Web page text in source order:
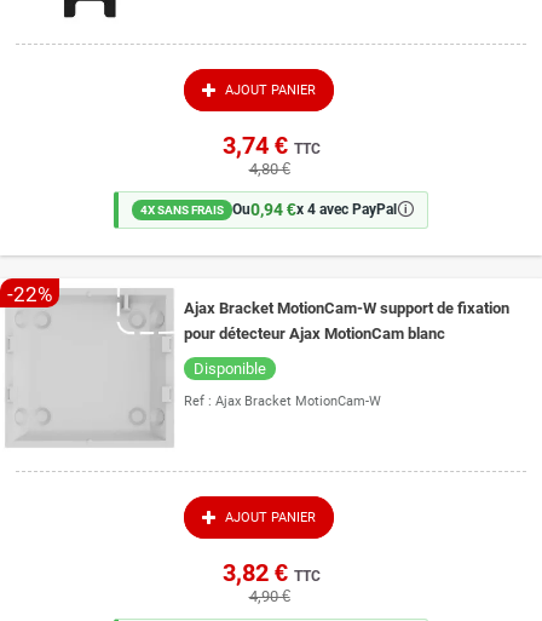
AJOUT PANIER
3,74 € TTC
4,80 €
4X SANS FRAIS Ou0,94 €x 4 avec PayPal 🛈
-22%
Ajax Bracket MotionCam-W support de fixation
pour détecteur Ajax MotionCam blanc
Disponible
Ref : Ajax Bracket MotionCam-W
AJOUT PANIER
3,82 € TTC
4,90 €